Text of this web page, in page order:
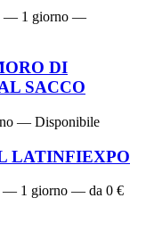
— 1 giorno —
DI
SACCO
— Disponibile
LATINFIEXPO
— 1 giorno — da 0 €